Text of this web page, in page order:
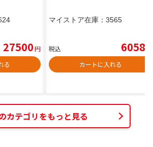
27500円
る
マイストア在庫： 3565
税込 6058
カートに入れる
カテゴリをもっと見る